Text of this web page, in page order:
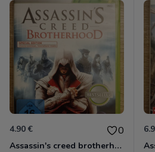
4.90 € 0
Assassin's creed brotherhood édition Special Xbox 360 classics